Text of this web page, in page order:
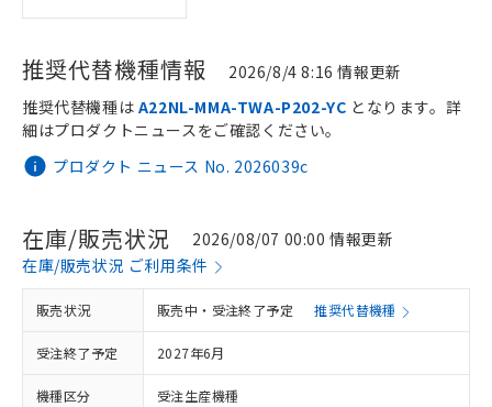
推奨代替機種情報 2026/8/4 8:16 情報更新
プロダクト ニュース No. 2026039c
推奨代替機種は A22NL-MMA-TWA-P202-YC となります。詳
細はプロダクトニュースをご確認ください。
在庫/販売状況
2026/08/07 00:00 情報更新
在庫/販売状況 ご利用条件
販売状況 販売中・受注終了予定 推奨代替機種
受注終了予定 2027年6月
機種区分 受注生産機種